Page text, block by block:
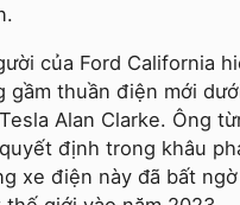
của Ford California
gầm thuần điện mới
Alan Clarke. Ông
định trong khâu
xe điện này đã bất